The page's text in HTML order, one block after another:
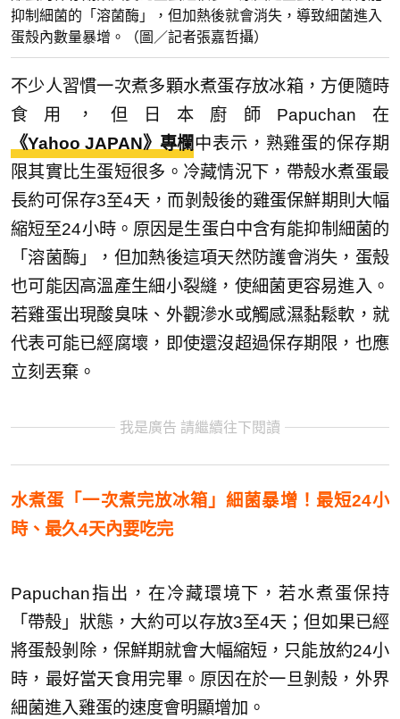
抑制細菌的「溶菌酶」，但加熱後就會消失，導致細菌進入
蛋殼內數量暴增。（圖／記者張嘉哲攝）
不少人習慣一次煮多顆水煮蛋存放冰箱，方便隨時
食用，但日本廚師Papuchan在
《Yahoo JAPAN》專欄中表示，熟雞蛋的保存期
限其實比生蛋短很多。冷藏情況下，帶殼水煮蛋最
長約可保存3至4天，而剝殼後的雞蛋保鮮期則大幅
縮短至24小時。原因是生蛋白中含有能抑制細菌的
「溶菌酶」，但加熱後這項天然防護會消失，蛋殼
也可能因高溫產生細小裂縫，使細菌更容易進入。
若雞蛋出現酸臭味、外觀滲水或觸感濕黏鬆軟，就
代表可能已經腐壞，即使還沒超過保存期限，也應
立刻丟棄。
我是廣告 請繼續往下閱讀
水煮蛋「一次煮完放冰箱」細菌暴增！最短24小
時、最久4天內要吃完
Papuchan指出，在冷藏環境下，若水煮蛋保持
「帶殼」狀態，大約可以存放3至4天；但如果已經
將蛋殼剝除，保鮮期就會大幅縮短，只能放約24小
時，最好當天食用完畢。原因在於一旦剝殼，外界
細菌進入雞蛋的速度會明顯增加。